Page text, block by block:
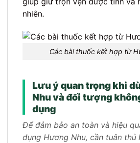
nhiên.
Các bài thuốc kết hợp từ
Lưu ý quan trọng khi
Nhu và đối tượng
dụng
Để đảm bảo an toàn và hiệu
dụng Hương Nhu, cần tuân thủ